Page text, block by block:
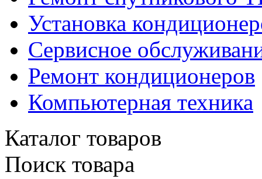
Установка
Сервисное
Ремонт кондиционеров
Компьютерная техника
Каталог товаров
Поиск товара
IDEA ISR-18HR-T +